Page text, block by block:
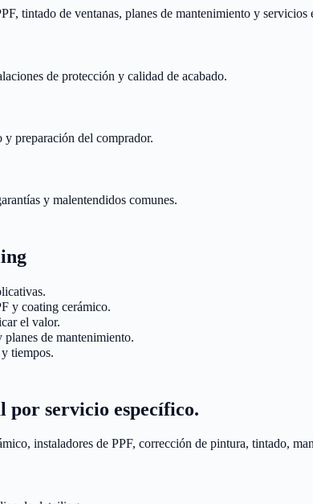
tintado de ventanas, planes de mantenimiento y servicios
de protección y calidad de acabado.
preparación del comprador.
y malentendidos comunes.
y coating cerámico.
el valor.
de mantenimiento.
tiempos.
por servicio específico.
instaladores de PPF, corrección de pintura, tintado,